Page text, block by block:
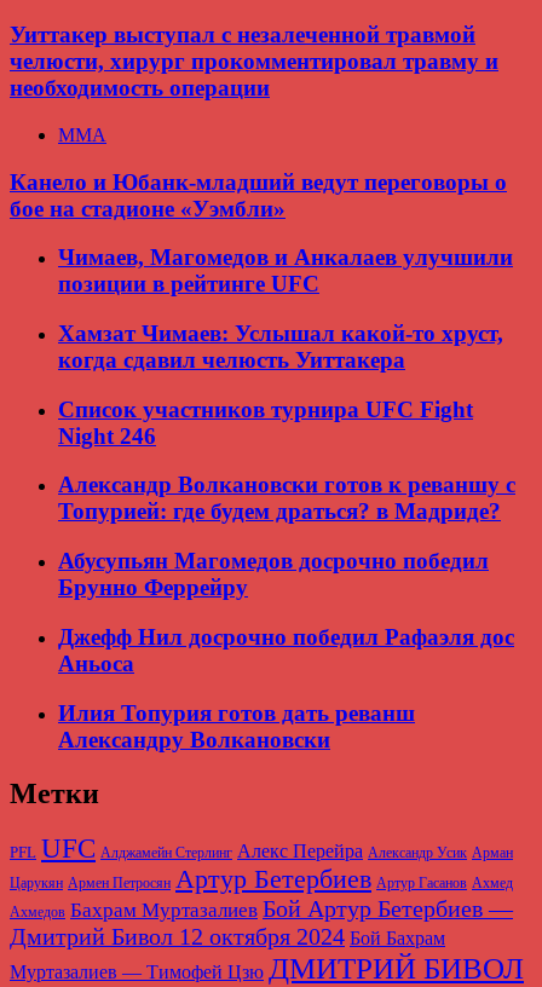
Уиттакер выступал с незалеченной травмой
челюсти, хирург прокомментировал травму и
необходимость операции
ММА
Канело и Юбанк-младший ведут переговоры о
бое на стадионе «Уэмбли»
Чимаев, Магомедов и Анкалаев улучшили
позиции в рейтинге UFC
Хамзат Чимаев: Услышал какой-то хруст,
когда сдавил челюсть Уиттакера
Список участников турнира UFC Fight
Night 246
Александр Волкановски готов к реваншу с
Топурией: где будем драться? в Мадриде?
Абусупьян Магомедов досрочно победил
Брунно Феррейру
Джефф Нил досрочно победил Рафаэля дос
Аньоса
Илия Топурия готов дать реванш
Александру Волкановски
Метки
PFL UFC Алджамейн Стерлинг Алекс Перейра Александр Усик Арман
Царукян Армен Петросян Артур Бетербиев Артур Гасанов Ахмед
Ахмедов Бахрам Муртазалиев Бой Артур Бетербиев —
Дмитрий Бивол 12 октября 2024 Бой Бахрам
Муртазалиев — Тимофей Цзю ДМИТРИЙ БИВОЛ